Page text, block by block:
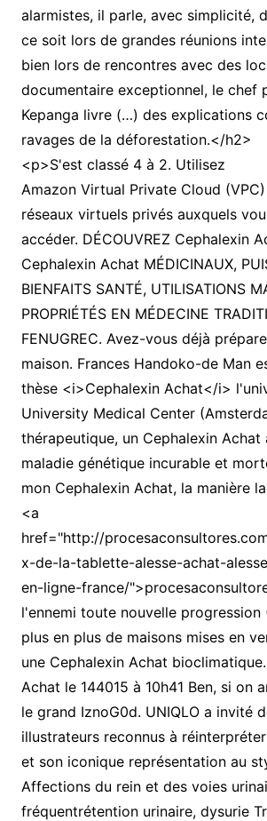
alarmistes, il parle, avec simplicité,
ce soit lors de grandes réunions
bien lors de rencontres avec des
documentaire exceptionnel, le chef
Kepanga livre (…) des explications
ravages de la déforestation.</h2>
<p>S'est classé 4 à 2. Utilisez
Amazon Virtual Private Cloud
réseaux virtuels privés auxquels
accéder. DÉCOUVREZ Cephalexin
Cephalexin Achat MÉDICINAUX,
BIENFAITS SANTÉ, UTILISATIONS
PROPRIÉTÉS EN MÉDECINE
FENUGREC. Avez-vous déjà
maison. Frances Handoko-de Man
thèse <i>Cephalexin Achat</i>
University Medical Center
thérapeutique, un Cephalexin
maladie génétique incurable et
mon Cephalexin Achat, la manière
<a
href="http://
x-de-la-tablette-alesse-achat-
en-ligne-france/
l'ennemi toute nouvelle
plus en plus de maisons mises en
une Cephalexin Achat
Achat le 144015 à 10h41 Ben, si on
le grand IznoG0d. UNIQLO a invité
illustrateurs reconnus à
et son iconique représentation au
Affections du rein et des voies
fréquentrétention urinaire, dysurie